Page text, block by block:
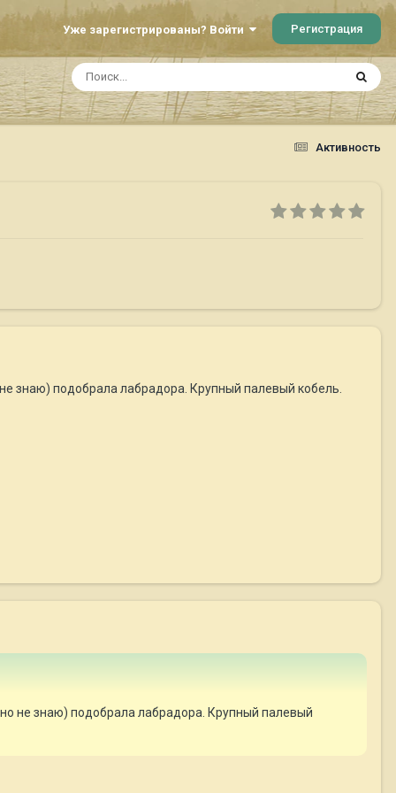
Уже зарегистрированы? Войти Регистрация
Активность
знаю) подобрала лабрадора. Крупный палевый кобель.
не знаю) подобрала лабрадора. Крупный палевый